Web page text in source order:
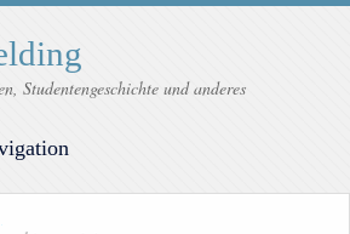
Studentengeschichte und anderes